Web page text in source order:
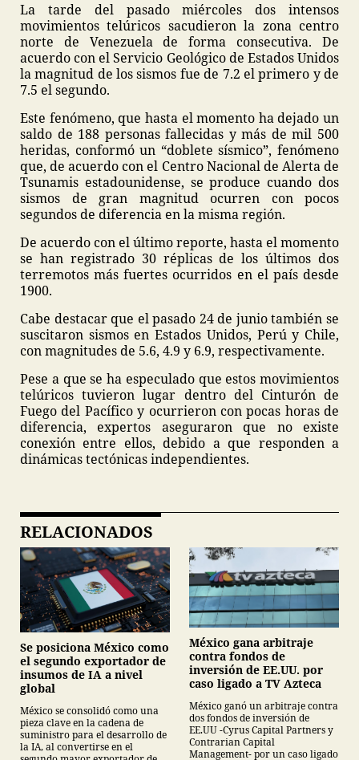
La tarde del pasado miércoles dos intensos
movimientos telúricos sacudieron la zona centro
norte de Venezuela de forma consecutiva. De
acuerdo con el Servicio Geológico de Estados Unidos
la magnitud de los sismos fue de 7.2 el primero y de
7.5 el segundo.
Este fenómeno, que hasta el momento ha dejado un
saldo de 188 personas fallecidas y más de mil 500
heridas, conformó un “doblete sísmico”, fenómeno
que, de acuerdo con el Centro Nacional de Alerta de
Tsunamis estadounidense, se produce cuando dos
sismos de gran magnitud ocurren con pocos
segundos de diferencia en la misma región.
De acuerdo con el último reporte, hasta el momento
se han registrado 30 réplicas de los últimos dos
terremotos más fuertes ocurridos en el país desde
1900.
Cabe destacar que el pasado 24 de junio también se
suscitaron sismos en Estados Unidos, Perú y Chile,
con magnitudes de 5.6, 4.9 y 6.9, respectivamente.
Pese a que se ha especulado que estos movimientos
telúricos tuvieron lugar dentro del Cinturón de
Fuego del Pacífico y ocurrieron con pocas horas de
diferencia, expertos aseguraron que no existe
conexión entre ellos, debido a que responden a
dinámicas tectónicas independientes.
RELACIONADOS
Se posiciona México como
el segundo exportador de
insumos de IA a nivel
global
México se consolidó como una
pieza clave en la cadena de
suministro para el desarrollo de
la IA, al convertirse en el
México gana arbitraje
contra fondos de
inversión de EE.UU. por
caso ligado a TV Azteca
México ganó un arbitraje contra
dos fondos de inversión de
EE.UU -Cyrus Capital Partners y
Contrarian Capital
Management- por un caso ligado